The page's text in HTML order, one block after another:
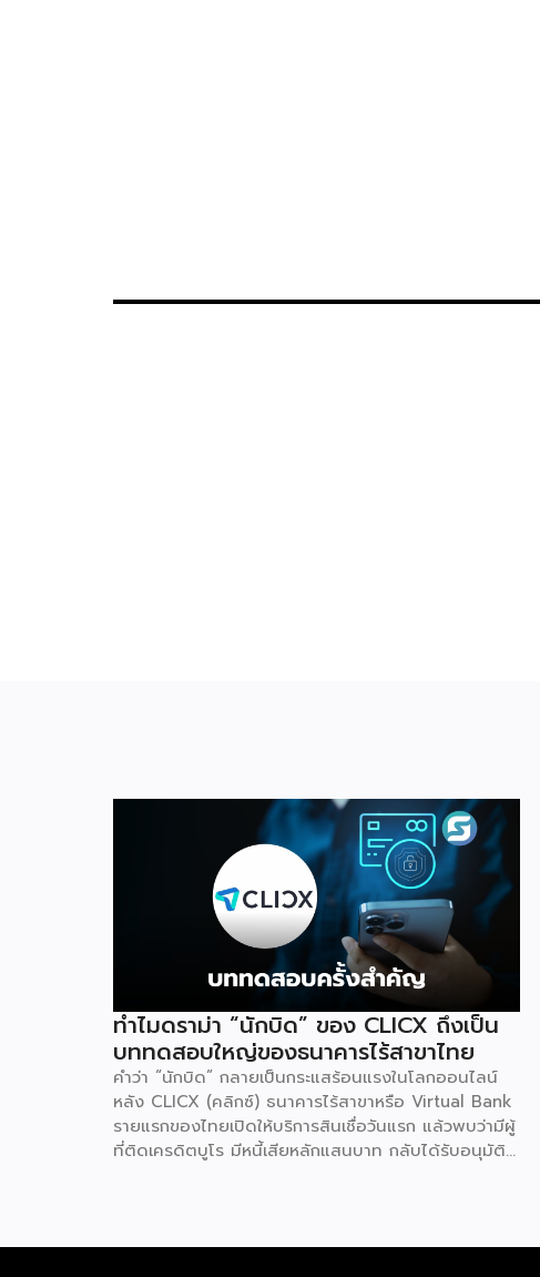
ทำไมดราม่า “นักบิด” ของ CLICX ถึงเป็น
บททดสอบใหญ่ของธนาคารไร้สาขาไทย
คำว่า “นักบิด” กลายเป็นกระแสร้อนแรงในโลกออนไลน์
หลัง CLICX (คลิกซ์) ธนาคารไร้สาขาหรือ Virtual Bank
รายแรกของไทยเปิดให้บริการสินเชื่อวันแรก แล้วพบว่ามีผู้
ที่ติดเครดิตบูโร มีหนี้เสียหลักแสนบาท กลับได้รับอนุมัติ
ดราม่าบนโลกออนไลน์เท่านั้น แต่เป็นกรณีศึกษาที่สะท้อน